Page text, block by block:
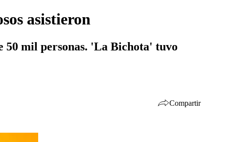
asistieron
50 mil personas. 'La Bichota' tuvo
Compartir